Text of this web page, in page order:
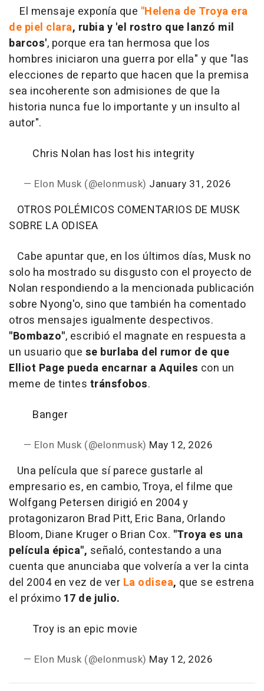
El mensaje exponía que "Helena de Troya era
de piel clara, rubia y 'el rostro que lanzó mil
barcos', porque era tan hermosa que los
hombres iniciaron una guerra por ella" y que "las
elecciones de reparto que hacen que la premisa
sea incoherente son admisiones de que la
historia nunca fue lo importante y un insulto al
autor".
Chris Nolan has lost his integrity
— Elon Musk (@elonmusk) January 31, 2026
OTROS POLÉMICOS COMENTARIOS DE MUSK
SOBRE LA ODISEA
Cabe apuntar que, en los últimos días, Musk no
solo ha mostrado su disgusto con el proyecto de
Nolan respondiendo a la mencionada publicación
sobre Nyong'o, sino que también ha comentado
otros mensajes igualmente despectivos.
"Bombazo", escribió el magnate en respuesta a
un usuario que se burlaba del rumor de que
Elliot Page pueda encarnar a Aquiles con un
meme de tintes tránsfobos.
Banger
— Elon Musk (@elonmusk) May 12, 2026
Una película que sí parece gustarle al
empresario es, en cambio, Troya, el filme que
Wolfgang Petersen dirigió en 2004 y
protagonizaron Brad Pitt, Eric Bana, Orlando
Bloom, Diane Kruger o Brian Cox. "Troya es una
película épica", señaló, contestando a una
cuenta que anunciaba que volvería a ver la cinta
del 2004 en vez de ver La odisea, que se estrena
el próximo 17 de julio.
Troy is an epic movie
— Elon Musk (@elonmusk) May 12, 2026